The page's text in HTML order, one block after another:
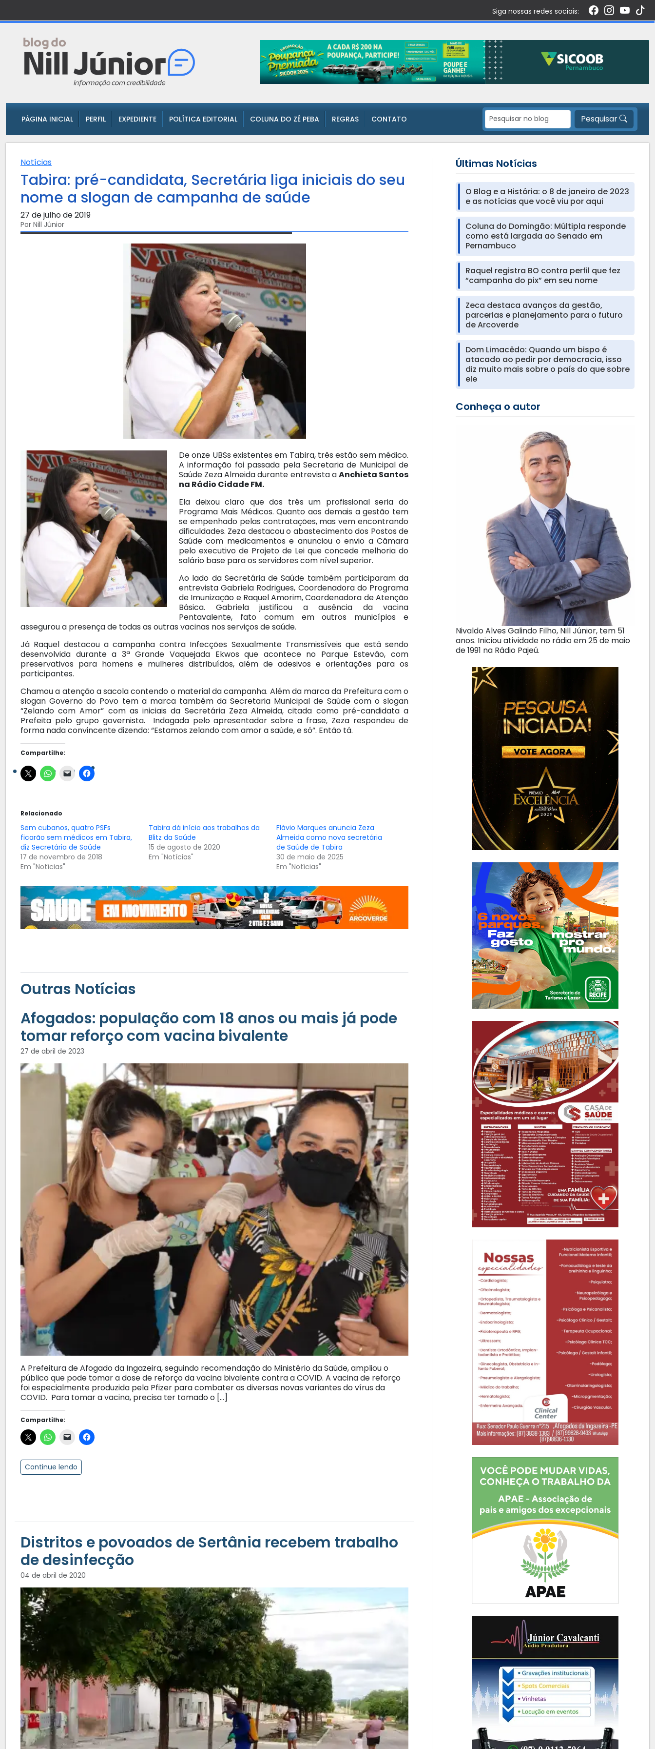
Siga nossas redes sociais:
PÁGINA INICIAL PERFIL EXPEDIENTE POLÍTICA EDITORIAL COLUNA DO ZÉ PEBA REGRAS CONTATO Pesquisar
Notícias
Tabira: pré-candidata, Secretária liga iniciais do seu
nome a slogan de campanha de saúde
27 de julho de 2019
Por Nill Júnior
De onze UBSs existentes em Tabira, três estão sem médico.
A informação foi passada pela Secretaria de Municipal de
Saúde Zeza Almeida durante entrevista aAnchieta Santos
na Rádio Cidade FM.
Ela deixou claro que dos três um profissional seria do
Programa Mais Médicos. Quanto aos demais a gestão tem
se empenhado pelas contratações, mas vem encontrando
dificuldades. Zeza destacou o abastecimento dos Postos de
Saúde com medicamentos e anunciou o envio a Câmara
pelo executivo de Projeto de Lei que concede melhoria do
salário base para os servidores com nível superior.
Ao lado da Secretária de Saúde também participaram da
entrevista Gabriela Rodrigues, Coordenadora do Programa
de Imunização e Raquel Amorim, Coordenadora de Atenção
Básica. Gabriela justificou a ausência da vacina
Pentavalente, fato comum em outros municípios e
assegurou a presença de todas as outras vacinas nos serviços de saúde.
Já Raquel destacou a campanha contra Infecções Sexualmente Transmissíveis que está sendo
desenvolvida durante a 3ª Grande Vaquejada Ekwos que acontece no Parque Estevão, com
preservativos para homens e mulheres distribuídos, além de adesivos e orientações para os
participantes.
Chamou a atenção a sacola contendo o material da campanha. Além da marca da Prefeitura com o
slogan Governo do Povo tem a marca também da Secretaria Municipal de Saúde com o slogan
“Zelando com Amor” com as iniciais da Secretária Zeza Almeida, citada como pré-candidata a
Prefeita pelo grupo governista. Indagada pelo apresentador sobre a frase, Zeza respondeu de
forma nada convincente dizendo: “Estamos zelando com amor a saúde, e só”. Então tá.
Compartilhe:
Relacionado
Sem cubanos, quatro PSFs
ficarão sem médicos em Tabira,
diz Secretária de Saúde
17 de novembro de 2018
Em "Notícias"
Tabira dá início aos trabalhos da
Blitz da Saúde
15 de agosto de 2020
Em "Notícias"
Flávio Marques anuncia Zeza
Almeida como nova secretária
de Saúde de Tabira
30 de maio de 2025
Em "Notícias"
Outras Notícias
Afogados: população com 18 anos ou mais já pode
tomar reforço com vacina bivalente
27 de abril de 2023
A Prefeitura de Afogado da Ingazeira, seguindo recomendação do Ministério da Saúde, ampliou o
público que pode tomar a dose de reforço da vacina bivalente contra a COVID. A vacina de reforço
foi especialmente produzida pela Pfizer para combater as diversas novas variantes do vírus da
COVID. Para tomar a vacina, precisa ter tomado o […]
Compartilhe:
Continue lendo
Distritos e povoados de Sertânia recebem trabalho
de desinfecção
04 de abril de 2020
Últimas Notícias
O Blog e a História: o 8 de janeiro de 2023
e as notícias que você viu por aqui
Coluna do Domingão: Múltipla responde
como está largada ao Senado em
Pernambuco
Raquel registra BO contra perfil que fez
“campanha do pix” em seu nome
Zeca destaca avanços da gestão,
parcerias e planejamento para o futuro
de Arcoverde
Dom Limacêdo: Quando um bispo é
atacado ao pedir por democracia, isso
diz muito mais sobre o país do que sobre
ele
Conheça o autor
Nivaldo Alves Galindo Filho, Nill Júnior, tem 51
anos. Iniciou atividade no rádio em 25 de maio
de 1991 na Rádio Pajeú.